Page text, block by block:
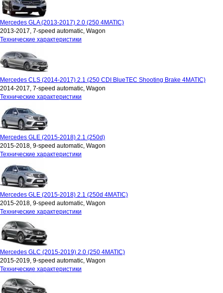
Mercedes GLA (2013-2017) 2.0 (250 4MATIC)
2013-2017, 7-speed automatic, Wagon
Технические характеристики
Mercedes CLS (2014-2017) 2.1 (250 CDI BlueTEC Shooting Brake 4MATIC)
2014-2017, 7-speed automatic, Wagon
Технические характеристики
Mercedes GLE (2015-2018) 2.1 (250d)
2015-2018, 9-speed automatic, Wagon
Технические характеристики
Mercedes GLE (2015-2018) 2.1 (250d 4MATIC)
2015-2018, 9-speed automatic, Wagon
Технические характеристики
Mercedes GLC (2015-2019) 2.0 (250 4MATIC)
2015-2019, 9-speed automatic, Wagon
Технические характеристики